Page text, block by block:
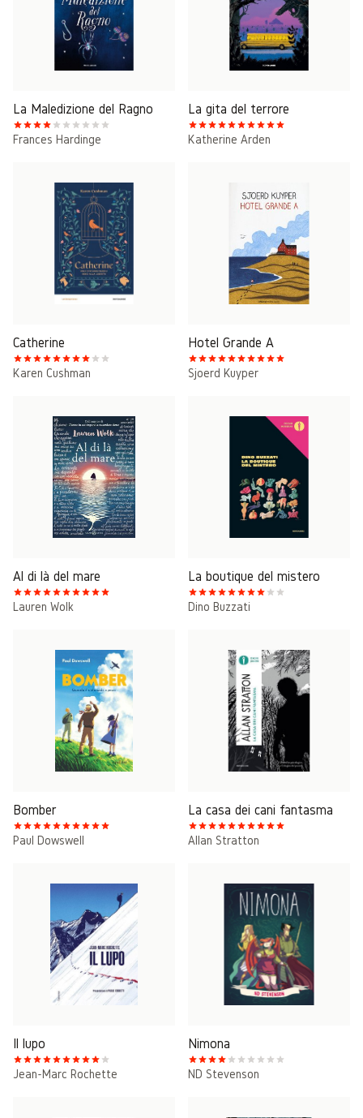
La Maledizione del Ragno
Frances Hardinge
La gita del terrore
Katherine Arden
Catherine
Karen Cushman
Hotel Grande A
Sjoerd Kuyper
Al di là del mare
Lauren Wolk
La boutique del mistero
Dino Buzzati
Bomber
Paul Dowswell
La casa dei cani fantasma
Allan Stratton
Il lupo
Jean-Marc Rochette
Nimona
ND Stevenson